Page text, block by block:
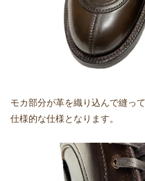
モカ部分が革を織り込んで縫っ
仕様的な仕様となります。